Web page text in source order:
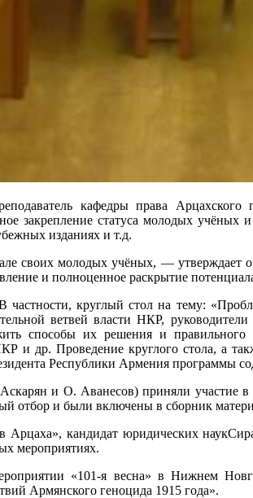
кафедры права Арцахского
закрепление статуса молодых
изданиях и т.д.
своих молодых учёных, —
и полноценное раскрытие
частности, круглый стол на тему:
ветвей власти НКР,
способы их решения и правильного
и др. Проведение круглого стола, а
Республики Армения программы
и О. Аванесов) приняли участие в
отбор и были включены в сборник
кандидат юридических
мероприятиях.
«101-я весна» в Нижнем
Армянского геноцида 1915 года».